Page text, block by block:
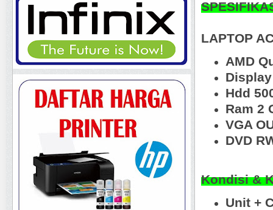
LAPTOP
AMD
Hdd
Ram 2
VGA
DVD
Kondisi &
Unit +